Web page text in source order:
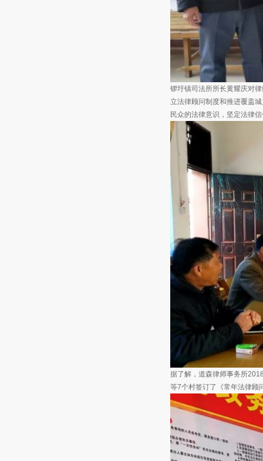
锣圩镇司法所所长黄耀庆对
立法律顾问制度和推进覆盖
民众的法律意识，坚定法律
据了解，道森律师事务所
等7个村签订了《常年法律顾